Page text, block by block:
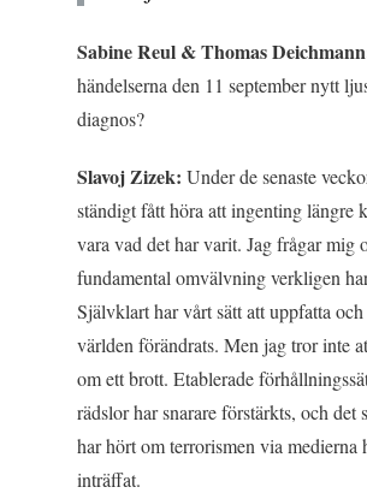
Sabine Reul & Thomas
händelserna den 11 september nytt
diagnos?
Slavoj Zizek: Under de senaste
ständigt fått höra att ingenting längre
vara vad det har varit. Jag frågar mig
fundamental omvälvning verkligen
Självklart har vårt sätt att uppfatta
världen förändrats. Men jag tror inte
om ett brott. Etablerade
rädslor har snarare förstärkts, och
har hört om terrorismen via medierna
inträffat.